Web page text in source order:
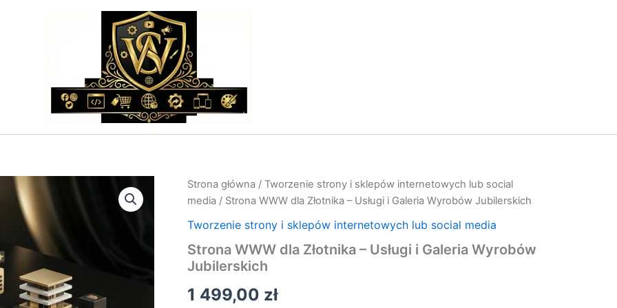
Strona główna / Tworzenie strony i sklepów internetowych lub social
media / Strona WWW dla Złotnika – Usługi i Galeria Wyrobów Jubilerskich
Tworzenie strony i sklepów internetowych lub social media
Strona WWW dla Złotnika – Usługi i Galeria Wyrobów
Jubilerskich
1 499,00 zł
ilość
Strona
dla
–
Usługi
Galeria